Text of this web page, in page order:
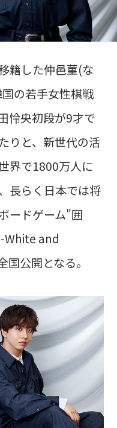
籍した仲邑菫(な
の若手女性棋戦
怜央初段が9才で
りと、新世代の活
界で1800万人に
長らく日本では将
ードゲーム"囲
White and
公開となる。